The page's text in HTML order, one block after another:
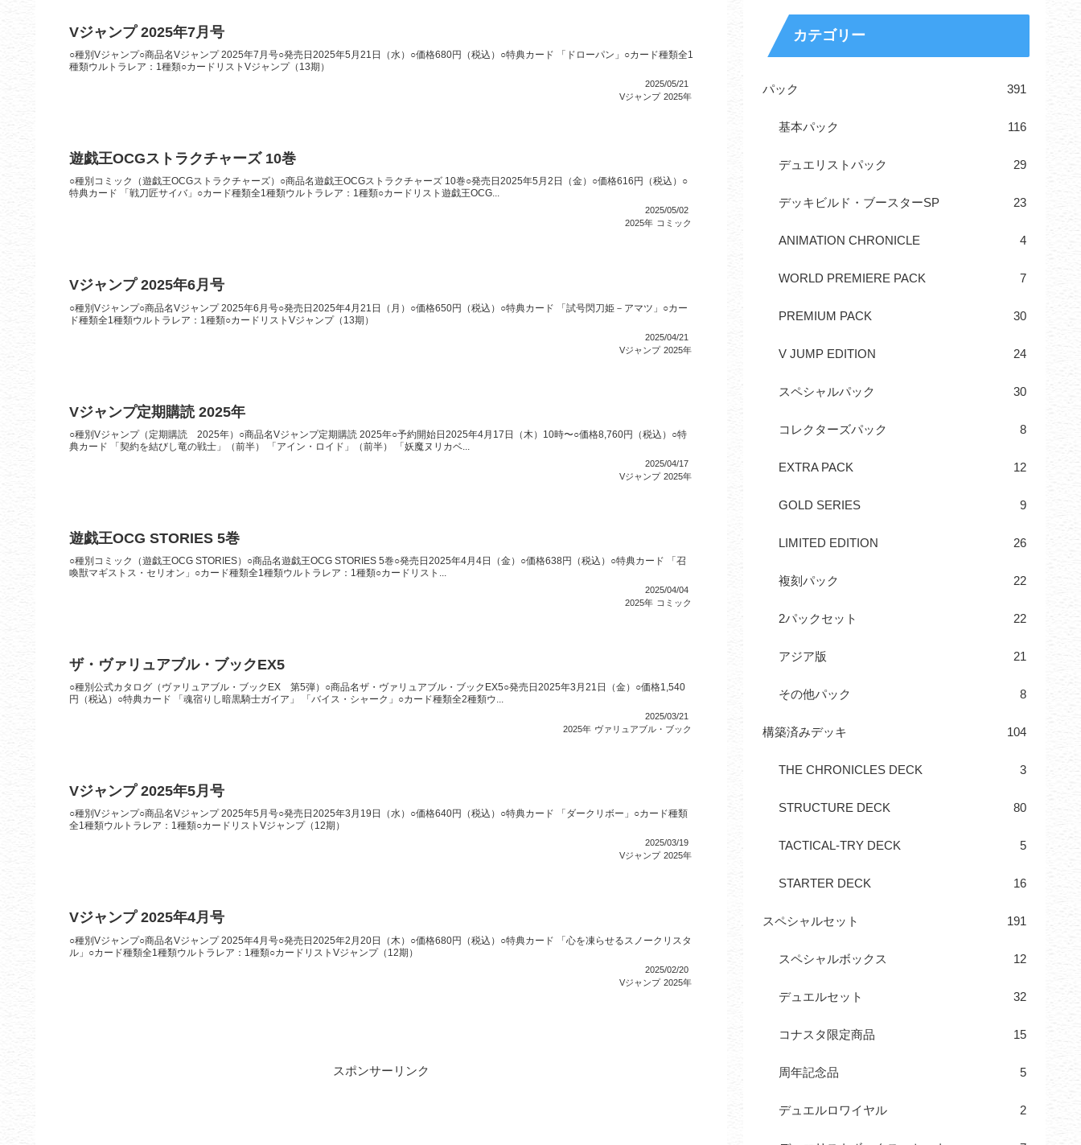
Vジャンプ 2025年7月号
○種別Vジャンプ○商品名Vジャンプ 2025年7月号○発売日2025年5月21日（水）○価格680円（税込）○特典カード 「ドローパン」○カード種類全1
種類ウルトラレア：1種類○カードリストVジャンプ（13期）
2025/05/21
Vジャンプ 2025年
遊戯王OCGストラクチャーズ 10巻
○種別コミック（遊戯王OCGストラクチャーズ）○商品名遊戯王OCGストラクチャーズ 10巻○発売日2025年5月2日（金）○価格616円（税込）○
特典カード 「戦刀匠サイバ」○カード種類全1種類ウルトラレア：1種類○カードリスト遊戯王OCG...
2025/05/02
2025年 コミック
Vジャンプ 2025年6月号
○種別Vジャンプ○商品名Vジャンプ 2025年6月号○発売日2025年4月21日（月）○価格650円（税込）○特典カード 「試号閃刀姫－アマツ」○カー
ド種類全1種類ウルトラレア：1種類○カードリストVジャンプ（13期）
2025/04/21
Vジャンプ 2025年
Vジャンプ定期購読 2025年
○種別Vジャンプ（定期購読 2025年）○商品名Vジャンプ定期購読 2025年○予約開始日2025年4月17日（木）10時〜○価格8,760円（税込）○特
典カード 「契約を結びし竜の戦士」（前半） 「アイン・ロイド」（前半） 「妖魔ヌリカベ...
2025/04/17
Vジャンプ 2025年
遊戯王OCG STORIES 5巻
○種別コミック（遊戯王OCG STORIES）○商品名遊戯王OCG STORIES 5巻○発売日2025年4月4日（金）○価格638円（税込）○特典カード 「召
喚獣マギストス・セリオン」○カード種類全1種類ウルトラレア：1種類○カードリスト...
2025/04/04
2025年 コミック
ザ・ヴァリュアブル・ブックEX5
○種別公式カタログ（ヴァリュアブル・ブックEX 第5弾）○商品名ザ・ヴァリュアブル・ブックEX5○発売日2025年3月21日（金）○価格1,540
円（税込）○特典カード 「魂宿りし暗黒騎士ガイア」 「バイス・シャーク」○カード種類全2種類ウ...
2025/03/21
2025年 ヴァリュアブル・ブック
Vジャンプ 2025年5月号
○種別Vジャンプ○商品名Vジャンプ 2025年5月号○発売日2025年3月19日（水）○価格640円（税込）○特典カード 「ダークリボー」○カード種類
全1種類ウルトラレア：1種類○カードリストVジャンプ（12期）
2025/03/19
Vジャンプ 2025年
Vジャンプ 2025年4月号
○種別Vジャンプ○商品名Vジャンプ 2025年4月号○発売日2025年2月20日（木）○価格680円（税込）○特典カード 「心を凍らせるスノークリスタ
ル」○カード種類全1種類ウルトラレア：1種類○カードリストVジャンプ（12期）
2025/02/20
Vジャンプ 2025年
スポンサーリンク
カテゴリー
パック 391
基本パック 116
デュエリストパック 29
デッキビルド・ブースターSP 23
ANIMATION CHRONICLE 4
WORLD PREMIERE PACK 7
PREMIUM PACK 30
V JUMP EDITION 24
スペシャルパック 30
コレクターズパック 8
EXTRA PACK 12
GOLD SERIES 9
LIMITED EDITION 26
複刻パック 22
2パックセット 22
アジア版 21
その他パック 8
構築済みデッキ 104
THE CHRONICLES DECK 3
STRUCTURE DECK 80
TACTICAL-TRY DECK 5
STARTER DECK 16
スペシャルセット 191
スペシャルボックス 12
デュエルセット 32
コナスタ限定商品 15
周年記念品 5
デュエルロワイヤル 2